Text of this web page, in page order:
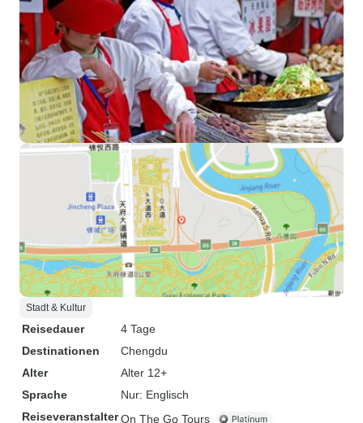
Stadt & Kultur
Reisedauer
4 Tage
Destinationen
Chengdu
Alter
Alter 12+
Sprache
Nur: Englisch
ReiseveranstalterOn The Go Tours